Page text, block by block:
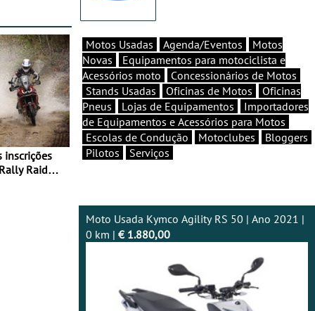
Raid
Motos Usadas Agenda/Eventos
Motos
Novas
Equipamentos para motociclista e
Acessórios moto
Concessionários de Motos
Stands Usadas
Oficinas de Motos
Oficinas
Pneus
Lojas de Equipamentos
Importadores
de Equipamentos e Acessórios para Motos
Escolas de Condução
Motoclubes
Bloggers
Pilotos
Serviços
Moto Usada Kymco Agility RS 50 | Ano 2021 |
0 km | € 1.880,00